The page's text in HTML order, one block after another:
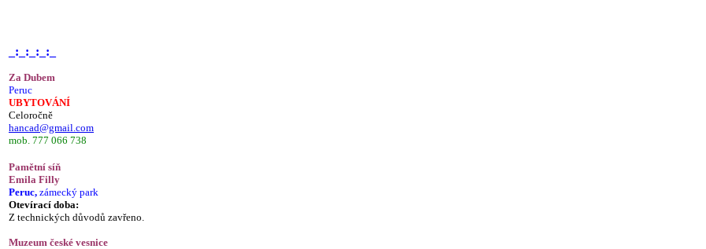
_:_:_:_:_
Za Dubem
Peruc
UBYTOVÁNÍ
Celoročně
hancad@gmail.com
mob. 777 066 738
Pamětní síň
Emila Filly
Peruc, zámecký park
Otevírací doba:
Z technických důvodů zavřeno.
Muzeum české vesnice